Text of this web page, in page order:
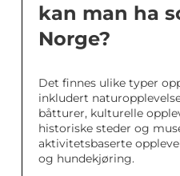
kan man ha
Norge?
Det finnes ulike typer
inkludert
båtturer, kulturelle
historiske steder og
aktivitetsbaserte
og hundekjøring.